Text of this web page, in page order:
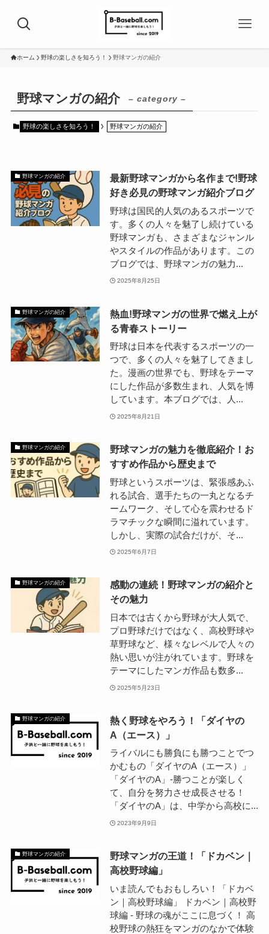
ホーム 野球の楽しさを知ろう！ 野球マンガの紹介
野球マンガの紹介 – category –
野球の楽しさを知ろう！ 野球マンガの紹介
野球マンガの紹介
最新野球マンガから名作まで!野球
好き必見の野球マンガ紹介ブログ
野球は国民的人気のあるスポーツで
す。多くの人々を魅了し続けている
野球マンガも、さまざまなジャンル
やスタイルの作品があります。この
ブログでは、野球マンガの魅力...
2025年8月25日
野球マンガの紹介
熱血!野球マンガの世界で燃え上が
る青春ストーリー
野球は日本を代表するスポーツの一
つで、多くの人々を魅了してきまし
た。漫画の世界でも、野球をテーマ
にした作品が多数生まれ、人気を博
しています。本ブログでは、人...
2025年8月21日
野球マンガの紹介
野球マンガの魅力を徹底紹介！お
すすめ作品から歴史まで
野球というスポーツは、緊張感あふ
れる試合、選手たちの一丸となるチ
ームワーク、そして心を震わせるド
ラマチックな瞬間に溢れています。
しかし、実際の試合だけが、そ...
2025年6月7日
野球マンガの紹介
感動の連続！野球マンガの紹介と
その魅力
日本では古くから野球が大人気で、
プロ野球だけではなく、高校野球や
草野球など、様々なレベルで人々の
熱い思いが注がれています。野球を
テーマにしたマンガ作品も数多...
2025年5月23日
野球マンガの紹介
熱く野球をやろう！「ダイヤの
A（エース）」
ライバルにも勝負にも勝つことでつ
かむもの「ダイヤのA（エース）」
「ダイヤのA」-勝つことが楽しく
て、自分を努力させ成長させる！
「ダイヤのA」は、中学から高校に...
2023年9月9日
野球マンガの紹介
野球マンガの王道！「ドカベン｜
高校野球編」
いま読んでもおもしろい！「ドカベ
ン｜高校野球編」 ドカベン｜高校野
球編 - 野球の魂がここに息づく！ 高
校野球の熱狂をマンガのなかで体験